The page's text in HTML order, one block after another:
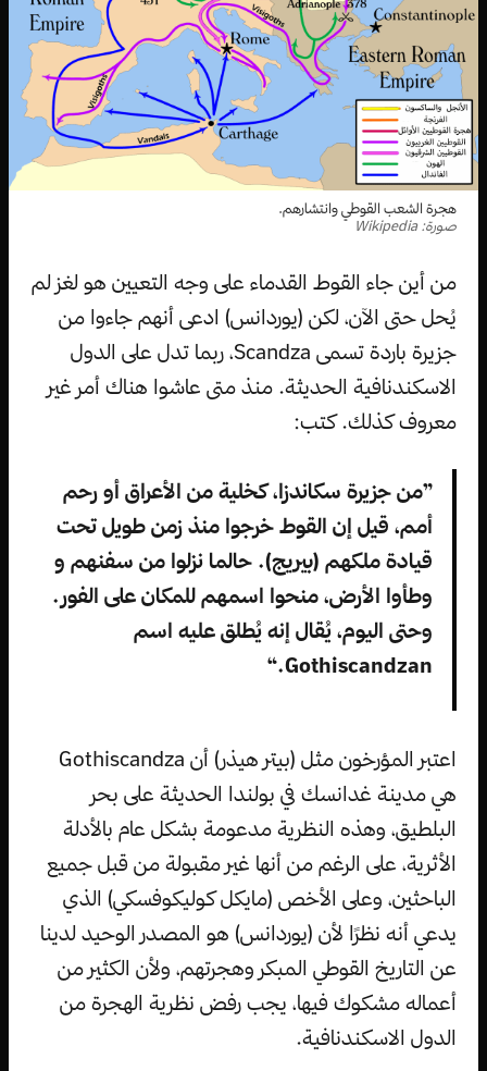
هجرة الشعب القوطي وانتشارهم.
صورة: Wikipedia
من أين جاء القوط القدماء على وجه التعيين هو لغز لم
يُحل حتى الآن، لكن (يوردانس) ادعى أنهم جاءوا من
جزيرة باردة تسمى Scandza، ربما تدل على الدول
الاسكندنافية الحديثة. منذ متى عاشوا هناك أمر غير
معروف كذلك. كتب:
”من جزيرة سكاندزا، كخلية من الأعراق أو رحم
أمم، قيل إن القوط خرجوا منذ زمن طويل تحت
قيادة ملكهم (بيريج). حالما نزلوا من سفنهم و
وطأوا الأرض، منحوا اسمهم للمكان على الفور.
وحتى اليوم، يُقال إنه يُطلق عليه اسم
Gothiscandzan.“
اعتبر المؤرخون مثل (بيتر هيذر) أن Gothiscandza
هي مدينة غدانسك في بولندا الحديثة على بحر
البلطيق، وهذه النظرية مدعومة بشكل عام بالأدلة
الأثرية، على الرغم من أنها غير مقبولة من قبل جميع
الباحثين، وعلى الأخص (مايكل كوليكوفسكي) الذي
يدعي أنه نظرًا لأن (يوردانس) هو المصدر الوحيد لدينا
عن التاريخ القوطي المبكر وهجرتهم، ولأن الكثير من
أعماله مشكوك فيها، يجب رفض نظرية الهجرة من
الدول الاسكندنافية.